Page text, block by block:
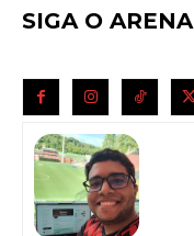
SIGA O ARENA